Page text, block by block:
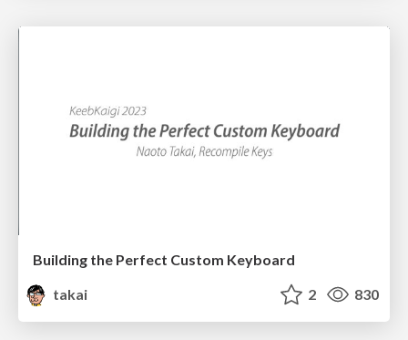
Building the Perfect Custom Keyboard
takai
2 830